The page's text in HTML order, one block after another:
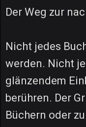
Der Weg zur
Nicht jedes
werden. Nicht
glänzendem
berühren. Der
Büchern oder